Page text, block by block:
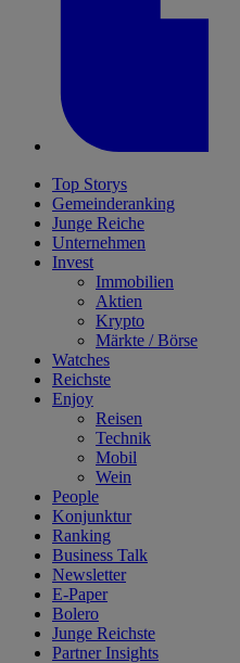
Top Storys
Gemeinderanking
Junge Reiche
Unternehmen
Invest
Immobilien
Aktien
Krypto
Märkte / Börse
Watches
Reichste
Enjoy
Reisen
Technik
Mobil
Wein
People
Konjunktur
Ranking
Business Talk
Newsletter
E-Paper
Bolero
Junge Reichste
Partner Insights